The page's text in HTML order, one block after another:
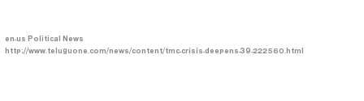
en-usPolitical News
http://www.teluguone.com/news/content/tmc-crisis-deepens-39-222560.html